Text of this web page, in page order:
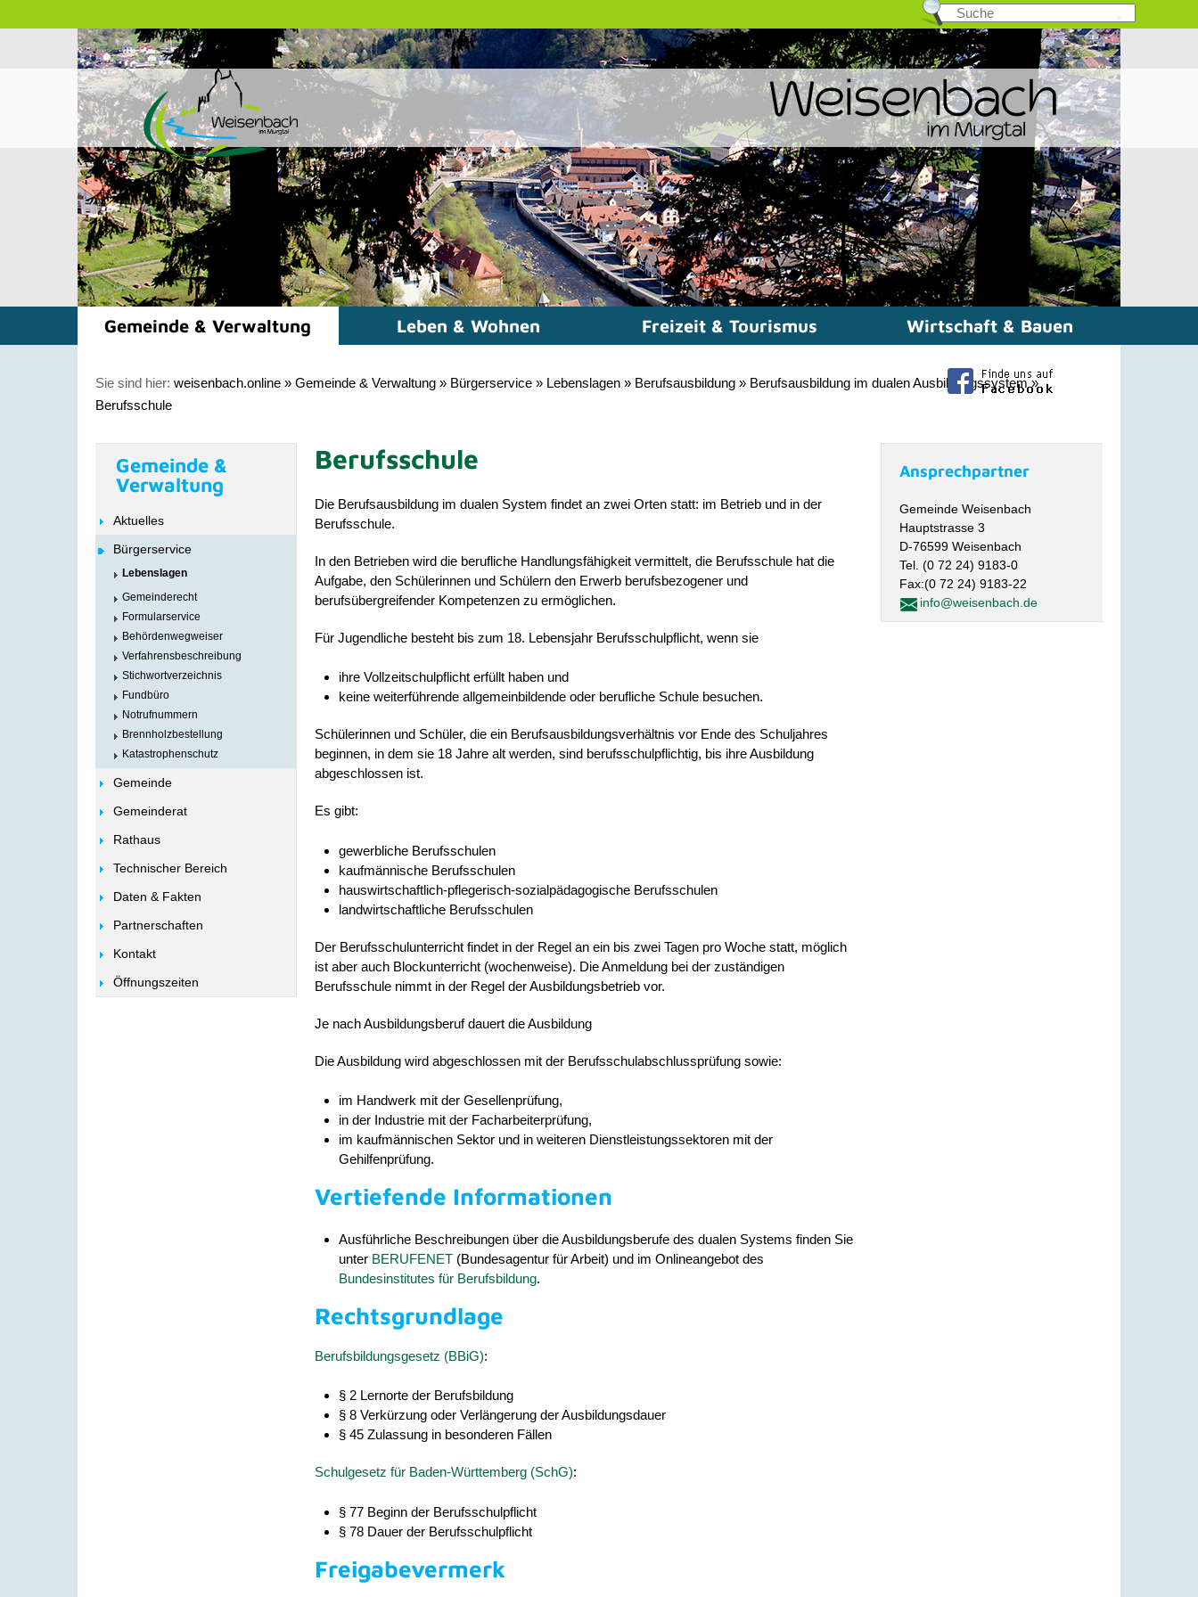
Gemeinde & Verwaltung Leben & Wohnen Freizeit & Tourismus Wirtschaft & Bauen
Sie sind hier: weisenbach.online » Gemeinde & Verwaltung » Bürgerservice » Lebenslagen » Berufsausbildung » Berufsausbildung im dualen Ausbildungssystem»
Berufsschule
Gemeinde &
Verwaltung
Aktuelles
Bürgerservice
Lebenslagen
Gemeinderecht
Formularservice
Behördenwegweiser
Verfahrensbeschreibung
Stichwortverzeichnis
Fundbüro
Notrufnummern
Brennholzbestellung
Katastrophenschutz
Gemeinde
Gemeinderat
Rathaus
Technischer Bereich
Daten & Fakten
Partnerschaften
Kontakt
Öffnungszeiten
Berufsschule
Die Berufsausbildung im dualen System findet an zwei Orten statt: im Betrieb und in der
Berufsschule.
In den Betrieben wird die berufliche Handlungsfähigkeit vermittelt, die Berufsschule hat die
Aufgabe, den Schülerinnen und Schülern den Erwerb berufsbezogener und
berufsübergreifender Kompetenzen zu ermöglichen.
Für Jugendliche besteht bis zum 18. Lebensjahr Berufsschulpflicht, wenn sie
ihre Vollzeitschulpflicht erfüllt haben und
keine weiterführende allgemeinbildende oder berufliche Schule besuchen.
Schülerinnen und Schüler, die ein Berufsausbildungsverhältnis vor Ende des Schuljahres
beginnen, in dem sie 18 Jahre alt werden, sind berufsschulpflichtig, bis ihre Ausbildung
abgeschlossen ist.
Es gibt:
gewerbliche Berufsschulen
kaufmännische Berufsschulen
hauswirtschaftlich-pflegerisch-sozialpädagogische Berufsschulen
landwirtschaftliche Berufsschulen
Der Berufsschulunterricht findet in der Regel an ein bis zwei Tagen pro Woche statt, möglich
ist aber auch Blockunterricht (wochenweise). Die Anmeldung bei der zuständigen
Berufsschule nimmt in der Regel der Ausbildungsbetrieb vor.
Je nach Ausbildungsberuf dauert die Ausbildung
Die Ausbildung wird abgeschlossen mit der Berufsschulabschlussprüfung sowie:
im Handwerk mit der Gesellenprüfung,
in der Industrie mit der Facharbeiterprüfung,
im kaufmännischen Sektor und in weiteren Dienstleistungssektoren mit der
Gehilfenprüfung.
Vertiefende Informationen
Ausführliche Beschreibungen über die Ausbildungsberufe des dualen Systems finden Sie
unter BERUFENET (Bundesagentur für Arbeit) und im Onlineangebot des
Bundesinstitutes für Berufsbildung.
Rechtsgrundlage
Berufsbildungsgesetz (BBiG):
§ 2 Lernorte der Berufsbildung
§ 8 Verkürzung oder Verlängerung der Ausbildungsdauer
§ 45 Zulassung in besonderen Fällen
Schulgesetz für Baden-Württemberg (SchG):
§ 77 Beginn der Berufsschulpflicht
§ 78 Dauer der Berufsschulpflicht
Freigabevermerk
Ansprechpartner
Gemeinde Weisenbach
Hauptstrasse 3
D-76599 Weisenbach
Tel. (0 72 24) 9183-0
Fax:(0 72 24) 9183-22
info@weisenbach.de